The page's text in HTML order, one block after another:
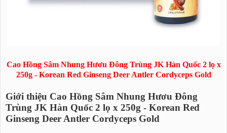
Cao Hồng Sâm Nhung Hươu Đông Trùng JK Hàn Quốc 2 lọ x
250g - Korean Red Ginseng Deer Antler Cordyceps Gold
Giới thiệu Cao Hồng Sâm Nhung Hươu Đông
Trùng JK Hàn Quốc 2 lọ x 250g - Korean Red
Ginseng Deer Antler Cordyceps Gold